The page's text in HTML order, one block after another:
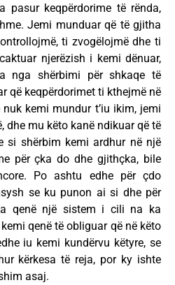
keqpërdorime të rënda,
Jemi munduar që të gjitha
ti zvogëlojmë dhe ti
njerëzish i kemi dënuar,
nga shërbimi për shkaqe të
që keqpërdorimet ti kthejmë në
kemi mundur t’iu ikim, jemi
dhe mu këto kanë ndikuar që të
si shërbim kemi ardhur në një
për çka do dhe gjithçka, bile
Po ashtu edhe për çdo
se ku punon ai si dhe për
qenë një sistem i cili na ka
qenë të obliguar që në këto
iu kemi kundërvu këtyre, se
kërkesa të reja, por ky ishte
asaj.